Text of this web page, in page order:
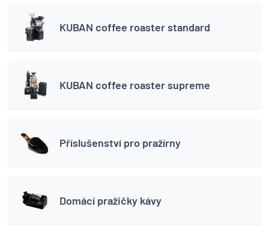
KUBAN coffee roaster standard
KUBAN coffee roaster supreme
Příslušenství pro pražírny
Domácí pražičky kávy